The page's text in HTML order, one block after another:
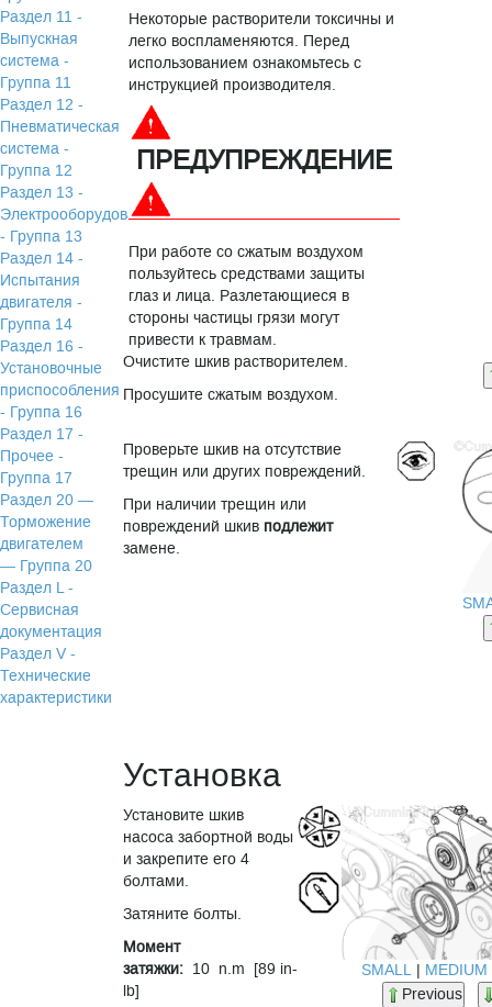
Раздел 11 -
Выпускная
система -
Группа 11
Раздел 12 -
Пневматическая
система -
Группа 12
Раздел 13 -
Электрооборудование
- Группа 13
Раздел 14 -
Испытания
двигателя -
Группа 14
Раздел 16 -
Установочные
приспособления
- Группа 16
Раздел 17 -
Прочее -
Группа 17
Раздел 20 —
Торможение
двигателем
— Группа 20
Раздел L -
Сервисная
документация
Раздел V -
Технические
характеристики
Некоторые растворители токсичны и
легко воспламеняются. Перед
использованием ознакомьтесь с
инструкцией производителя.
ПРЕДУПРЕЖДЕНИЕ
При работе со сжатым воздухом
пользуйтесь средствами защиты
глаз и лица. Разлетающиеся в
стороны частицы грязи могут
привести к травмам.
Очистите шкив растворителем.
Просушите сжатым воздухом.
Проверьте шкив на отсутствие
трещин или других повреждений.
При наличии трещин или
повреждений шкив подлежит
замене.
Установка
Установите шкив
насоса забортной воды
и закрепите его 4
болтами.
Затяните болты.
Момент
затяжки: 10 n.m [89 in-
lb]
SMALL | MEDIUM
Previous